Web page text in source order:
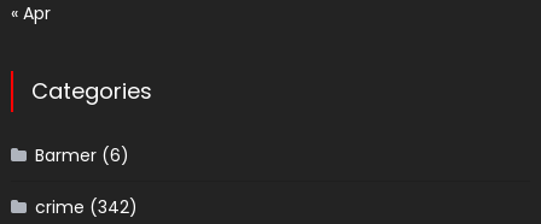
« Apr
Categories
Barmer(6)
crime (342)